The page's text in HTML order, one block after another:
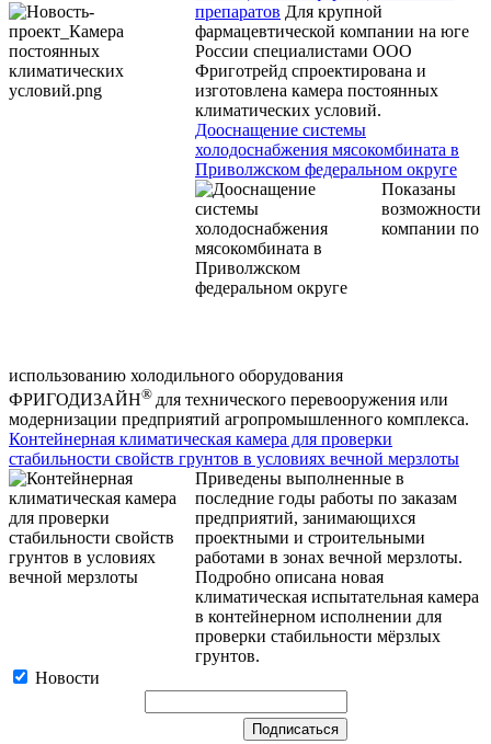
препаратов Для крупной
фармацевтической компании на юге
России специалистами ООО
Фриготрейд спроектирована и
изготовлена камера постоянных
климатических условий.
Дооснащение системы
холодоснабжения мясокомбината в
Приволжском федеральном округе
Показаны
возможности
компании по
использованию холодильного оборудования
ФРИГОДИЗАЙН® для технического перевооружения или
модернизации предприятий агропромышленного комплекса.
Контейнерная климатическая камера для проверки
стабильности свойств грунтов в условиях вечной мерзлоты
Приведены выполненные в
последние годы работы по заказам
предприятий, занимающихся
проектными и строительными
работами в зонах вечной мерзлоты.
Подробно описана новая
климатическая испытательная камера
в контейнерном исполнении для
проверки стабильности мёрзлых
грунтов.
Новости